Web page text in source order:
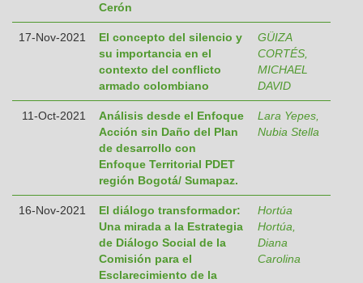
Cerón
17-Nov-2021
El concepto del silencio y
su importancia en el
contexto del conflicto
armado colombiano
GÜIZA
CORTÉS,
MICHAEL
DAVID
11-Oct-2021
Análisis desde el Enfoque
Acción sin Daño del Plan
de desarrollo con
Enfoque Territorial PDET
región Bogotá/ Sumapaz.
Lara Yepes,
Nubia Stella
16-Nov-2021
El diálogo transformador:
Una mirada a la Estrategia
de Diálogo Social de la
Comisión para el
Esclarecimiento de la
Hortúa
Hortúa,
Diana
Carolina